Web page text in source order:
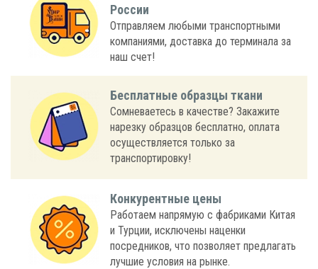
России
Отправляем любыми транспортными
компаниями, доставка до терминала за
наш счет!
Бесплатные образцы ткани
Сомневаетесь в качестве? Закажите
нарезку образцов бесплатно, оплата
осуществляется только за
транспортировку!
Конкурентные цены
Работаем напрямую с фабриками Китая
и Турции, исключены наценки
посредников, что позволяет предлагать
лучшие условия на рынке.